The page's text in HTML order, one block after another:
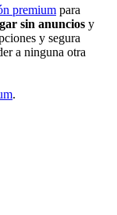
premium para
sin anuncios y
y segura
a ninguna otra
.